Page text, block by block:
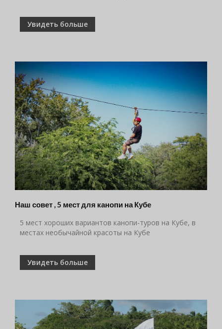
Увидеть больше
Наш совет , 5 мест для канопи на Кубе
5 мест хороших вариантов канопи-туров на Кубе, в
местах необычайной красоты на Кубе
Увидеть больше